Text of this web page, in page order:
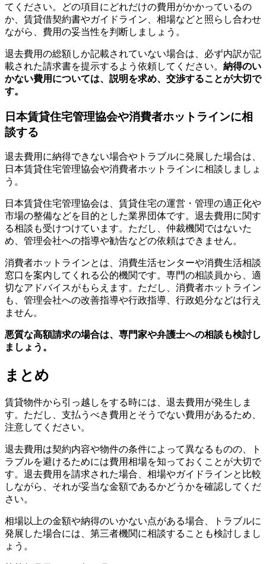
てください。どの項目にどれだけの費用がかかっているの
か、賃貸借契約書やガイドライン、相場などと照らし合わせ
ながら、費用の妥当性を判断しましょう。
退去費用の総額しか記載されていない場合は、必ず内訳が記
載された請求書を提示するよう依頼してください。 納得のい
かない費用については、説明を求め、交渉することが大切で
す。
日本賃貸住宅管理協会や消費者ホットラインに相
談する
退去費用に納得できない場合やトラブルに発展した場合は、
日本賃貸住宅管理協会や消費者ホットラインに相談しましょ
う。
日本賃貸住宅管理協会は、賃貸住宅の運営・管理の適正化や
市場の整備などを目的とした業界団体です。退去費用に関す
る相談も受けつけています。ただし、仲裁機関ではないた
め、管理会社への指導や勧告などの依頼はできません。
消費者ホットラインとは、消費生活センターや消費生活相談
窓口を案内してくれる公的機関です。専門の相談員から、適
切なアドバイスがもらえます。ただし、消費者ホットライン
も、管理会社への改善指導や行政指導、行政処分などは行え
ません。
悪質な高額請求の場合は、専門家や弁護士への相談も検討し
ましょう。
まとめ
賃貸物件から引っ越しをする時には、退去費用が発生しま
す。ただし、支払うべき費用とそうでない費用があるため、
注意してください。
退去費用は契約内容や物件の条件によって異なるものの、ト
ラブルを避けるためには費用相場を知っておくことが大切で
す。退去費用を請求された場合、相場やガイドラインと比較
しながら、それが妥当な金額であるかどうかを確認してくだ
さい。
相場以上の金額や納得のいかない点がある場合、トラブルに
発展した場合には、第三者機関に相談することも検討しまし
ょう。